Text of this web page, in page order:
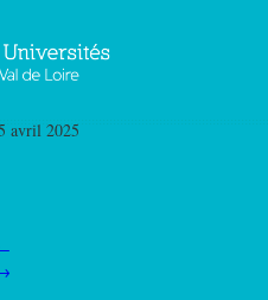
180 secondes »
avril 2025